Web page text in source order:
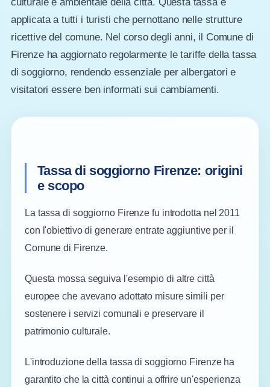
applicata a tutti i turisti che pernottano nelle strutture
ricettive del comune. Nel corso degli anni, il Comune di
Firenze ha aggiornato regolarmente le tariffe della tassa
di soggiorno, rendendo essenziale per albergatori e
visitatori essere ben informati sui cambiamenti.
Tassa di soggiorno Firenze: origini
e scopo
La tassa di soggiorno Firenze fu introdotta nel 2011
con l'obiettivo di generare entrate aggiuntive per il
Comune di Firenze.
Questa mossa seguiva l'esempio di altre città
europee che avevano adottato misure simili per
sostenere i servizi comunali e preservare il
patrimonio culturale.
L'introduzione della tassa di soggiorno Firenze ha
garantito che la città continui a offrire un'esperienza